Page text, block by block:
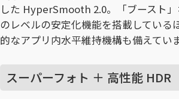
した HyperSmooth 2.0。「ブースト
のレベルの安定化機能を搭載している
的なアプリ内水平維持機構も備えていま
スーパーフォト ＋ 高性能 HDR